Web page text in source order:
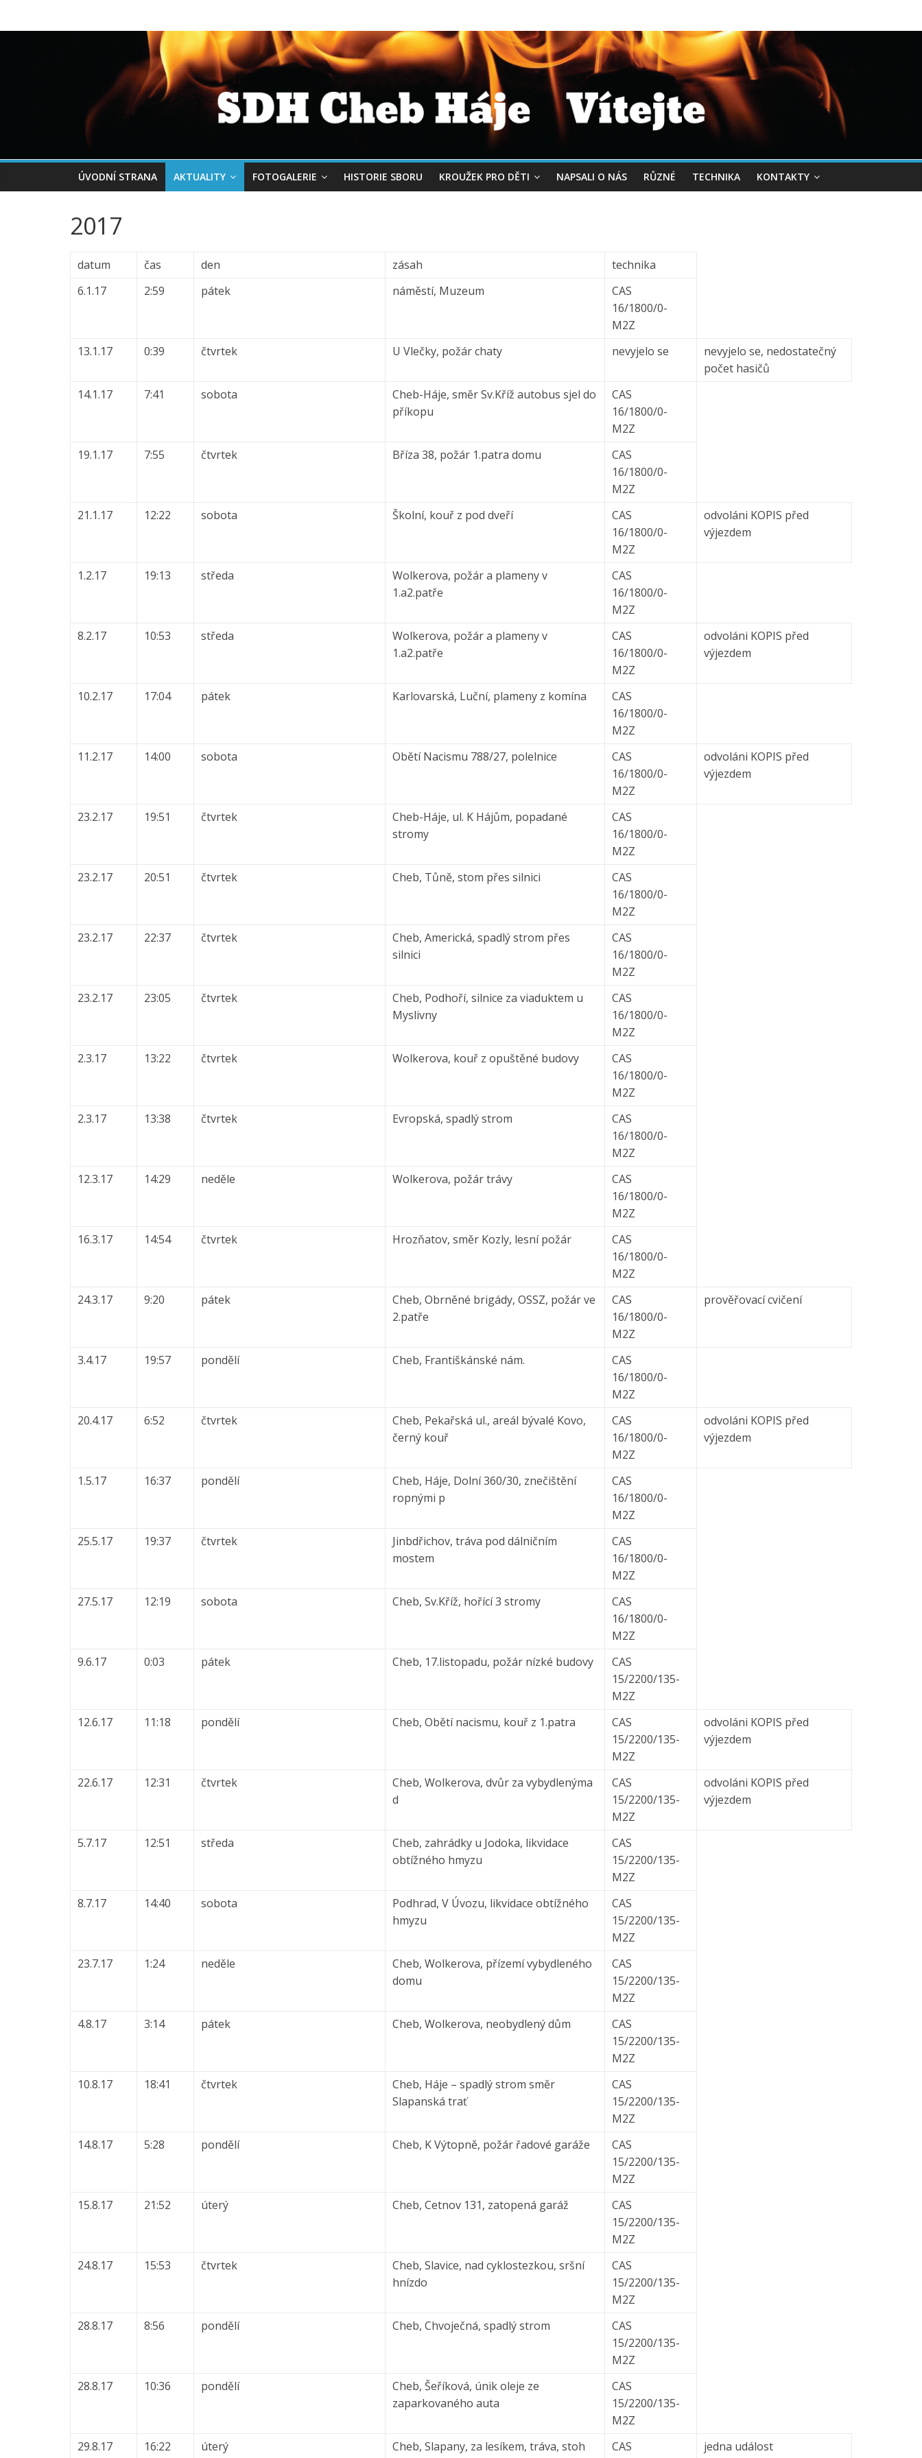
ÚVODNÍ STRANA AKTUALITY FOTOGALERIE HISTORIE SBORU KROUŽEK PRO DĚTI NAPSALI O NÁS RŮZNÉ TECHNIKA KONTAKTY
2017
datum čas den zásah
technika
6.1.17
2:59 pátek náměstí, Muzeum
CAS
16/1800/0-
M2Z
13.1.17
0:39 čtvrtek U Vlečky, požár chaty nevyjelo se
nevyjelo se, nedostatečný
počet hasičů
14.1.17
7:41 sobota
Cheb-Háje, směr Sv.Kříž autobus sjel do
příkopu
CAS
16/1800/0-
M2Z
19.1.17
7:55 čtvrtek Bříza 38, požár 1.patra domu
CAS
16/1800/0-
M2Z
21.1.17
12:22 sobota Školní, kouř z pod dveří
CAS
16/1800/0-
M2Z
odvoláni KOPIS před
výjezdem
1.2.17 19:13 středa
Wolkerova, požár a plameny v
1.a2.patře
CAS
16/1800/0-
M2Z
8.2.17
10:53 středa
Wolkerova, požár a plameny v
1.a2.patře
CAS
16/1800/0-
M2Z
odvoláni KOPIS před
výjezdem
10.2.17 17:04 pátek Karlovarská, Luční, plameny z komína
CAS
16/1800/0-
M2Z
11.2.17
14:00 sobota Obětí Nacismu 788/27, polelnice
CAS
16/1800/0-
M2Z
odvoláni KOPIS před
výjezdem
23.2.17 19:51 čtvrtek
Cheb-Háje, ul. K Hájům, popadané
stromy
CAS
16/1800/0-
M2Z
23.2.17
20:51 čtvrtek Cheb, Tůně, stom přes silnici
CAS
16/1800/0-
M2Z
23.2.17
22:37 čtvrtek
Cheb, Americká, spadlý strom přes
silnici
CAS
16/1800/0-
M2Z
23.2.17
23:05 čtvrtek
Cheb, Podhoří, silnice za viaduktem u
Myslivny
CAS
16/1800/0-
M2Z
2.3.17
13:22 čtvrtek Wolkerova, kouř z opuštěné budovy
CAS
16/1800/0-
M2Z
2.3.17
13:38 čtvrtek Evropská, spadlý strom
CAS
16/1800/0-
M2Z
12.3.17
14:29 neděle Wolkerova, požár trávy
CAS
16/1800/0-
M2Z
16.3.17
14:54 čtvrtek Hrozňatov, směr Kozly, lesní požár
CAS
16/1800/0-
M2Z
24.3.17
9:20 pátek
Cheb, Obrněné brigády, OSSZ, požár ve
2.patře
CAS
16/1800/0-
M2Z
prověřovací cvičení
3.4.17 19:57 pondělí Cheb, Františkánské nám.
CAS
16/1800/0-
M2Z
20.4.17
6:52 čtvrtek
Cheb, Pekařská ul., areál bývalé Kovo,
černý kouř
CAS
16/1800/0-
M2Z
odvoláni KOPIS před
výjezdem
1.5.17 16:37 pondělí
Cheb, Háje, Dolní 360/30, znečištění
ropnými p
CAS
16/1800/0-
M2Z
25.5.17
19:37 čtvrtek
Jinbdřichov, tráva pod dálničním
mostem
CAS
16/1800/0-
M2Z
27.5.17
12:19 sobota Cheb, Sv.Kříž, hořící 3 stromy
CAS
16/1800/0-
M2Z
9.6.17
0:03 pátek Cheb, 17.listopadu, požár nízké budovy
CAS
15/2200/135-
M2Z
12.6.17
11:18 pondělí Cheb, Obětí nacismu, kouř z 1.patra
CAS
15/2200/135-
M2Z
odvoláni KOPIS před
výjezdem
22.6.17 12:31 čtvrtek
Cheb, Wolkerova, dvůr za vybydlenýma
d
CAS
15/2200/135-
M2Z
odvoláni KOPIS před
výjezdem
5.7.17 12:51 středa
Cheb, zahrádky u Jodoka, likvidace
obtížného hmyzu
CAS
15/2200/135-
M2Z
8.7.17
14:40 sobota
Podhrad, V Úvozu, likvidace obtížného
hmyzu
CAS
15/2200/135-
M2Z
23.7.17
1:24 neděle
Cheb, Wolkerova, přízemí vybydleného
domu
CAS
15/2200/135-
M2Z
4.8.17
3:14 pátek Cheb, Wolkerova, neobydlený dům
CAS
15/2200/135-
M2Z
10.8.17
18:41 čtvrtek
Cheb, Háje – spadlý strom směr
Slapanská trať
CAS
15/2200/135-
M2Z
14.8.17
5:28 pondělí Cheb, K Výtopně, požár řadové garáže
CAS
15/2200/135-
M2Z
15.8.17
21:52 úterý Cheb, Cetnov 131, zatopená garáž
CAS
15/2200/135-
M2Z
24.8.17
15:53 čtvrtek
Cheb, Slavice, nad cyklostezkou, sršní
hnízdo
CAS
15/2200/135-
M2Z
28.8.17
8:56 pondělí Cheb, Chvoječná, spadlý strom
CAS
15/2200/135-
M2Z
28.8.17
10:36 pondělí
Cheb, Šeříková, únik oleje ze
zaparkovaného auta
CAS
15/2200/135-
M2Z
29.8.17
16:22 úterý
Cheb, Slapany, za lesíkem, tráva, stoh
CAS
jedna událost